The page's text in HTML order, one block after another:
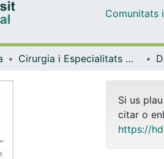
Comunitats
Cirurgia i Especialitats Medicoquirúrgiques
Si us
citar o
https://